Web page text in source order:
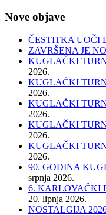
Nove objave
ČESTITKA UOČI
ZAVRŠENA JE
KUGLAČKI
2026.
KUGLAČKI
2026.
KUGLAČKI
2026.
KUGLAČKI
2026.
KUGLAČKI
2026.
90. GODINA
srpnja 2026.
6. KARLOVAČKI
20. lipnja 2026.
NOSTALGIJA